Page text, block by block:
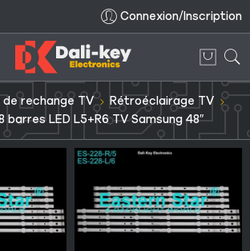
Connexion/Inscription
de rechange TV
Rétroéclairage TV
barres LED L5+R6 TV Samsung 48″